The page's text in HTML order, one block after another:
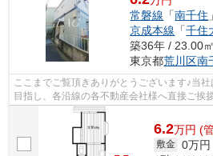
常磐線 「南千住
京成本線 「千住
築36年 / 23.00㎡
東京都荒川区南
ここまでご覧頂きありがとうございます♪当
目指し、各沿線の各不動産会社様へ直接ご挨
様へ提供しております！最新の情報は...
6.2万円 (
敷金 0万円